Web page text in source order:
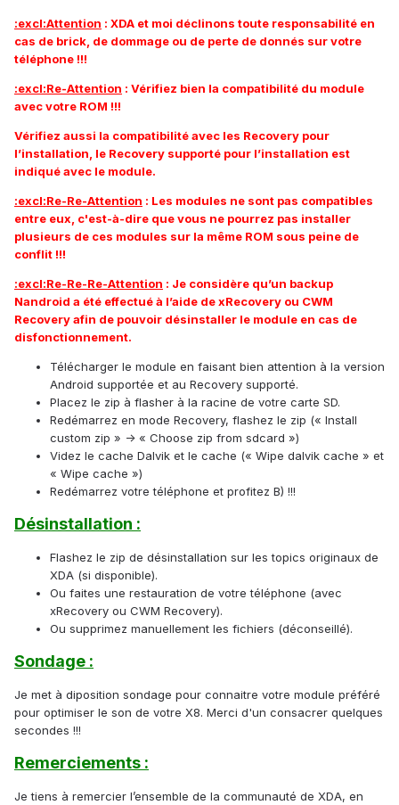
:excl:Attention : XDA et moi déclinons toute responsabilité en
cas de brick, de dommage ou de perte de donnés sur votre
téléphone !!!
:excl:Re-Attention : Vérifiez bien la compatibilité du module
avec votre ROM !!!
Vérifiez aussi la compatibilité avec les Recovery pour
l’installation, le Recovery supporté pour l’installation est
indiqué avec le module.
:excl:Re-Re-Attention : Les modules ne sont pas compatibles
entre eux, c'est-à-dire que vous ne pourrez pas installer
plusieurs de ces modules sur la même ROM sous peine de
conflit !!!
:excl:Re-Re-Re-Attention : Je considère qu’un backup
Nandroid a été effectué à l’aide de xRecovery ou CWM
Recovery afin de pouvoir désinstaller le module en cas de
disfonctionnement.
Télécharger le module en faisant bien attention à la version
Android supportée et au Recovery supporté.
Placez le zip à flasher à la racine de votre carte SD.
Redémarrez en mode Recovery, flashez le zip (« Install
custom zip » -> « Choose zip from sdcard »)
Videz le cache Dalvik et le cache (« Wipe dalvik cache » et
« Wipe cache »)
Redémarrez votre téléphone et profitez B) !!!
Désinstallation :
Flashez le zip de désinstallation sur les topics originaux de
XDA (si disponible).
Ou faites une restauration de votre téléphone (avec
xRecovery ou CWM Recovery).
Ou supprimez manuellement les fichiers (déconseillé).
Sondage :
Je met à diposition sondage pour connaitre votre module préféré
pour optimiser le son de votre X8. Merci d'un consacrer quelques
secondes !!!
Remerciements :
Je tiens à remercier l’ensemble de la communauté de XDA, en